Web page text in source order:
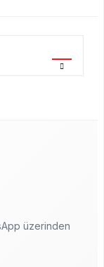
üzerinden